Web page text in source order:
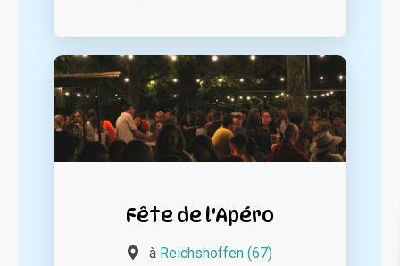
Fête de l'Apéro
à Reichshoffen (67)